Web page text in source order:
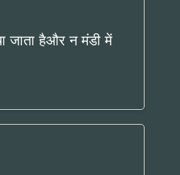
जाता हैऔर न मंडी में